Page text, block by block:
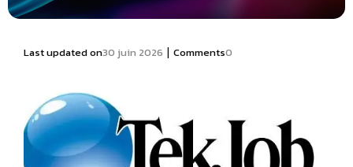
Last updated on30 juin 2026 | Comments0